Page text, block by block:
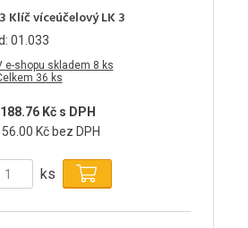
Klíč víceúčelový LK 3
01.033
e-shopu skladem 8 ks
36 ks
188.76 Kč s DPH
Kč bez DPH
ks